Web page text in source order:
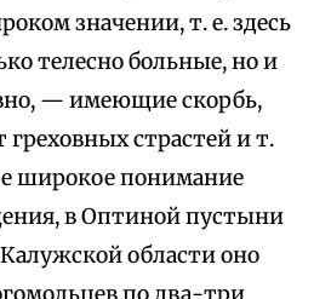
значении, т. е. здесь
телесно больные, но и
— имеющие скорбь,
страстей и т.
широкое понимание
в Оптиной пустыни
области оно